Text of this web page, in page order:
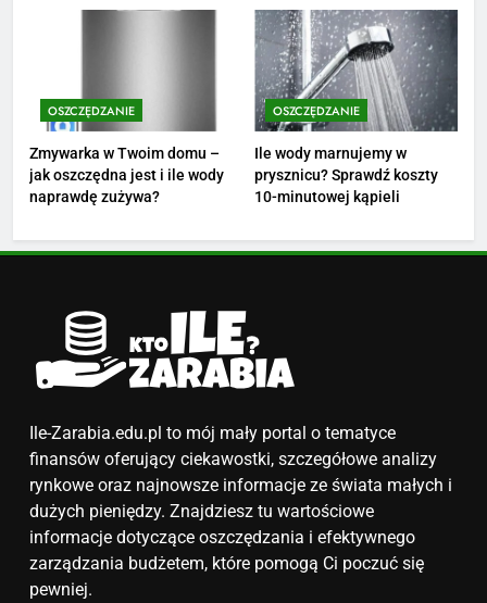
Ile zarabia nauczyciel
matematyki: średnie zarobki,
dodatki i perspektywy
ZAROBKI
5
średnie zarobki na tym
Akcje charytatywne w szkole:
pomysły i przykłady, które
ZAROBKI
7
Jak przygotować się finansowo
na narodziny dziecka: ile to
kosztuje i jak zaplanować
PORADY
OSZCZĘDZANIE
Zmywarka w Twoim domu –
jak oszczędna jest i ile wody
naprawdę zużywa?
OSZCZĘDZANIE
Ile wody marnujemy w
prysznicu? Sprawdź koszty
10-minutowej kąpieli
Ile-Zarabia.edu.pl to mój mały portal o tematyce
finansów oferujący ciekawostki, szczegółowe analizy
rynkowe oraz najnowsze informacje ze świata małych i
dużych pieniędzy. Znajdziesz tu wartościowe
informacje dotyczące oszczędzania i efektywnego
zarządzania budżetem, które pomogą Ci poczuć się
pewniej.